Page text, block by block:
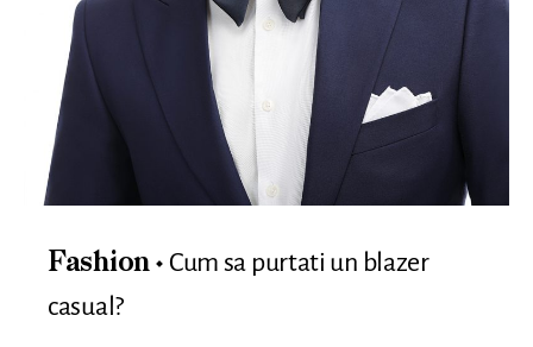
Fashion
Cum sa purtati un blazer
casual?